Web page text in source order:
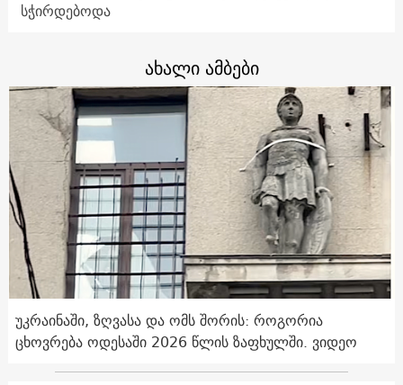
სჭირდებოდა
ახალი ამბები
უკრაინაში, ზღვასა და ომს შორის: როგორია
ცხოვრება ოდესაში 2026 წლის ზაფხულში. ვიდეო